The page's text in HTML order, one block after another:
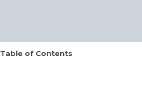
Table of Contents